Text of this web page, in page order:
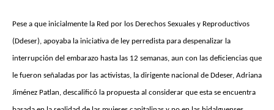
Pese a que inicialmente la Red por los Derechos Sexuales y Reproductivos
(Ddeser), apoyaba la iniciativa de ley perredista para despenalizar la
interrupción del embarazo hasta las 12 semanas, aun con las deficiencias que
le fueron señaladas por las activistas, la dirigente nacional de Ddeser, Adriana
Jiménez Patlan, descalificó la propuesta al considerar que esta se encuentra